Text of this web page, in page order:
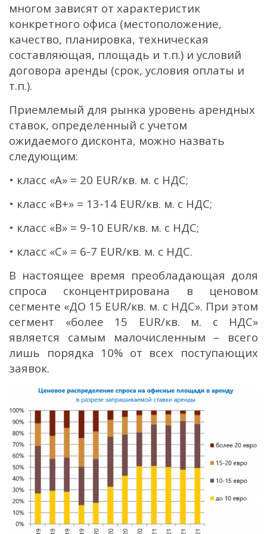
многом зависят от характеристик
конкретного офиса (местоположение,
качество, планировка, техническая
составляющая, площадь и т.п.) и условий
договора аренды (срок, условия оплаты и
т.п.).
Приемлемый для рынка уровень арендных
ставок, определенный с учетом
ожидаемого дисконта, можно назвать
следующим:
• класс «А» = 20 EUR/кв. м. с НДС;
• класс «В+» = 13-14 EUR/кв. м. с НДС;
• класс «В» = 9-10 EUR/кв. м. с НДС;
• класс «С» = 6-7 EUR/кв. м. с НДС.
В настоящее время преобладающая доля
спроса сконцентрирована в ценовом
сегменте «ДО 15 EUR/кв. м. с НДС». При этом
сегмент «более 15 EUR/кв. м. с НДС»
является самым малочисленным – всего
лишь порядка 10% от всех поступающих
заявок.